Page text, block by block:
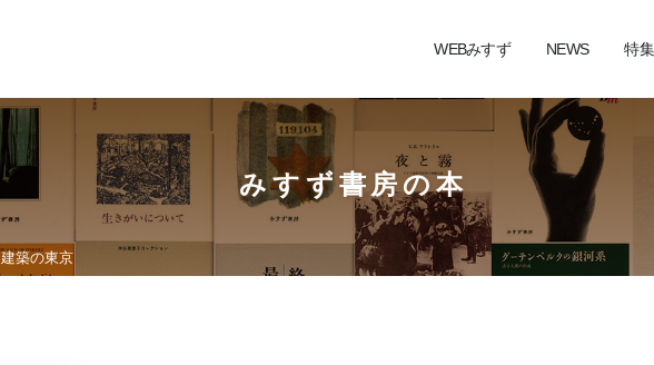
WEBみすず NEWS 特集
みすず書房の本
建築の東京